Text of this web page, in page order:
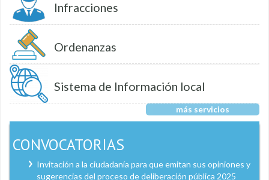
Infracciones
Ordenanzas
Sistema de Información local
más servicios
CONVOCATORIAS
Invitación a la ciudadanía para que emitan sus opiniones y
sugerencias del proceso de deliberación pública 2025